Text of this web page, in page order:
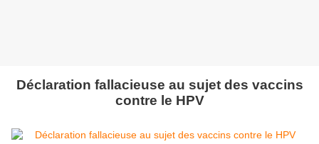
Déclaration fallacieuse au sujet des vaccins
contre le HPV